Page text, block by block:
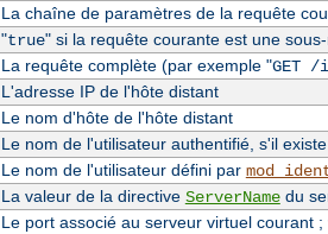
La chaîne de paramètres de la requête
"true" si la requête courante est une
La requête complète (par exemple "GET /
L'adresse IP de l'hôte distant
Le nom d'hôte de l'hôte distant
Le nom de l'utilisateur authentifié, s'il
Le nom de l'utilisateur défini par
La valeur de la directive ServerNamedu
Le port associé au serveur virtuel courant